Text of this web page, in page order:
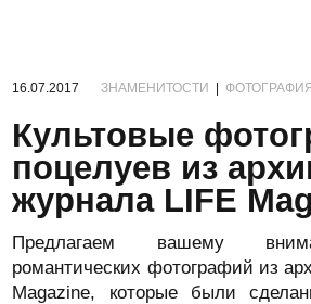
16.07.2017 ЗНАМЕНИТОСТИ |ФОТОГРАФИЯ
Культовые
поцелуев из
журнала LIFE
Предлагаем вашему
романтических фотографий из
Magazine, которые были